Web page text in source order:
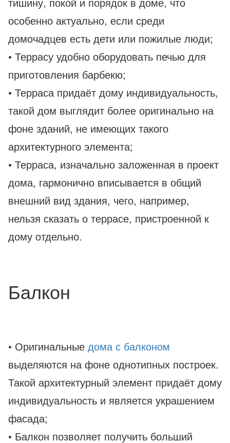
особенно актуально, если среди
домочадцев есть дети или пожилые люди;
• Террасу удобно оборудовать печью для
приготовления барбекю;
• Терраса придаёт дому индивидуальность,
такой дом выглядит более оригинально на
фоне зданий, не имеющих такого
архитектурного элемента;
• Терраса, изначально заложенная в проект
дома, гармонично вписывается в общий
внешний вид здания, чего, например,
нельзя сказать о террасе, пристроенной к
дому отдельно.
Балкон
• Оригинальные дома с балконом
выделяются на фоне однотипных построек.
Такой архитектурный элемент придаёт дому
индивидуальность и является украшением
фасада;
• Балкон позволяет получить больший